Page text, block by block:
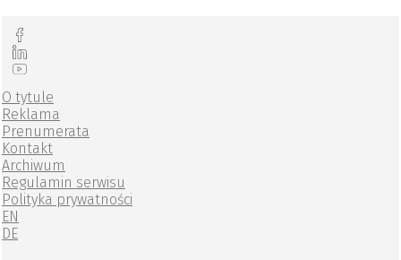
O tytule
Reklama
Prenumerata
Kontakt
Archiwum
Regulamin serwisu
Polityka prywatności
EN
DE